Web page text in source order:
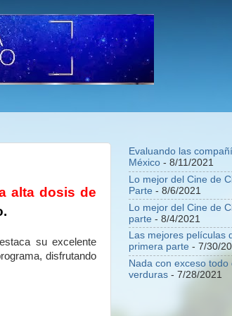
alta dosis de
su excelente
disfrutando
Evaluando las
México - 8/11/2021
Lo mejor del Cine de
Parte - 8/6/2021
Lo mejor del Cine de
parte - 8/4/2021
Las mejores películas
primera parte - 7/30/
Nada con exceso
verduras - 7/28/2021